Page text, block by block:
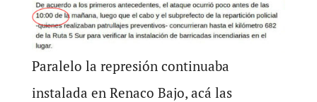
Paralelo la represión continuaba
instalada en Renaco Bajo, acá las